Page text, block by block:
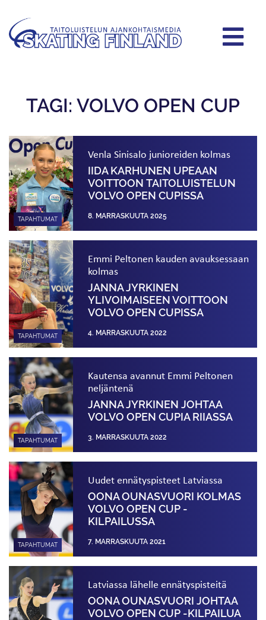
TAGI: VOLVO OPEN CUP
TAPAHTUMAT
Venla Sinisalo junioreiden kolmas
IIDA KARHUNEN UPEAAN
VOITTOON TAITOLUISTELUN
VOLVO OPEN CUPISSA
8. MARRASKUUTA 2025
TAPAHTUMAT
Emmi Peltonen kauden avauksessaan
kolmas
JANNA JYRKINEN
YLIVOIMAISEEN VOITTOON
VOLVO OPEN CUPISSA
4. MARRASKUUTA 2022
TAPAHTUMAT
Kautensa avannut Emmi Peltonen
neljäntenä
JANNA JYRKINEN JOHTAA
VOLVO OPEN CUPIA RIIASSA
3. MARRASKUUTA 2022
TAPAHTUMAT
Uudet ennätyspisteet Latviassa
OONA OUNASVUORI KOLMAS
VOLVO OPEN CUP -
KILPAILUSSA
7. MARRASKUUTA 2021
Latviassa lähelle ennätyspisteitä
OONA OUNASVUORI JOHTAA
VOLVO OPEN CUP -KILPAILUA